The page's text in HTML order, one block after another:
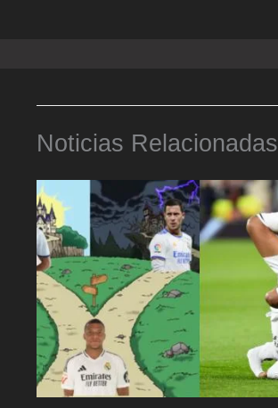
Noticias Relacionadas